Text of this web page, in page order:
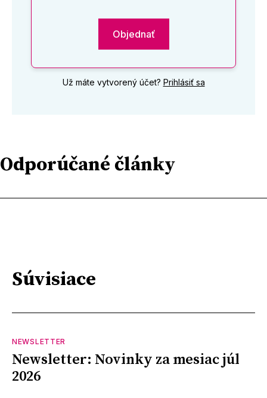
Objednať
Už máte vytvorený účet? Prihlásiť sa
Odporúčané články
Súvisiace
NEWSLETTER
Newsletter: Novinky za mesiac júl
2026